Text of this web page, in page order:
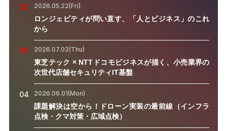
02 2026.05.22(Fri)
ロンジェビティが問い直す、「人とビジネス」のこれ
から
03 2026.07.02(Thu)
東芝テック × NTTドコモビジネスが描く、小売業界の
次世代店舗セキュリティIT基盤
04 2026.06.01(Mon)
課題解決は空から！ドローン実装の最前線（インフラ
点検・クマ対策・広域点検）